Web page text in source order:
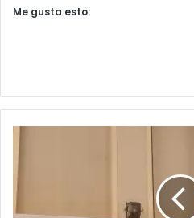
Me gusta esto: